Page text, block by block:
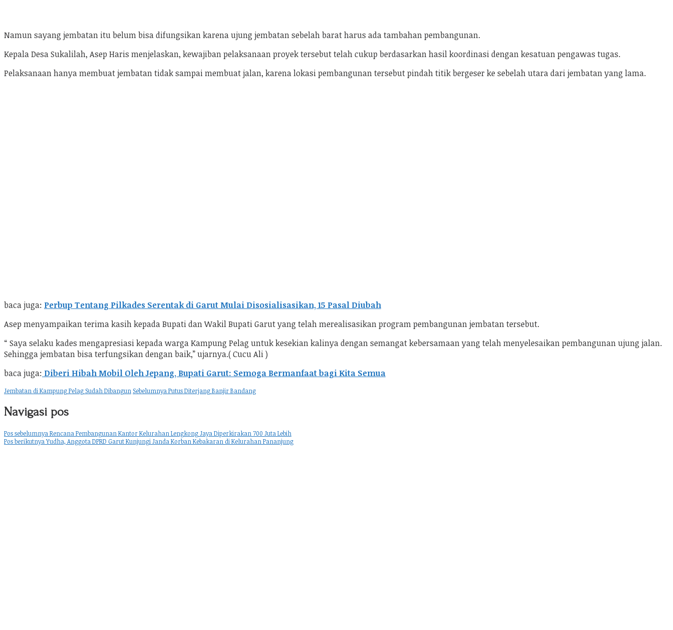
Namun sayang jembatan itu belum bisa difungsikan karena ujung jembatan sebelah barat harus ada tambahan pembangunan.
Kepala Desa Sukalilah, Asep Haris menjelaskan, kewajiban pelaksanaan proyek tersebut telah cukup berdasarkan hasil koordinasi dengan kesatuan pengawas tugas.
Pelaksanaan hanya membuat jembatan tidak sampai membuat jalan, karena lokasi pembangunan tersebut pindah titik bergeser ke sebelah utara dari jembatan yang lama.
baca juga: Perbup Tentang Pilkades Serentak di Garut Mulai Disosialisasikan, 15 Pasal Diubah
Asep menyampaikan terima kasih kepada Bupati dan Wakil Bupati Garut yang telah merealisasikan program pembangunan jembatan tersebut.
“ Saya selaku kades mengapresiasi kepada warga Kampung Pelag untuk kesekian kalinya dengan semangat kebersamaan yang telah menyelesaikan pembangunan ujung jalan.
Sehingga jembatan bisa terfungsikan dengan baik,” ujarnya.( Cucu Ali )
baca juga: Diberi Hibah Mobil Oleh Jepang, Bupati Garut: Semoga Bermanfaat bagi Kita Semua
Jembatan di Kampung Pelag Sudah Dibangun Sebelumnya Putus Diterjang Banjir Bandang
Navigasi pos
Pos sebelumnya Rencana Pembangunan Kantor Kelurahan Lengkong Jaya Diperkirakan 700 Juta Lebih
Pos berikutnyaYudha, Anggota DPRD Garut Kunjungi Janda Korban Kebakaran di Kelurahan Pananjung